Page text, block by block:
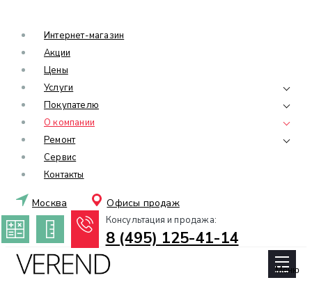
Интернет-магазин
Акции
Цены
Услуги
Покупателю
О компании
Ремонт
Сервис
Контакты
Москва Офисы продаж
Консультация и продажа:
8 (495) 125-41-14
Меню